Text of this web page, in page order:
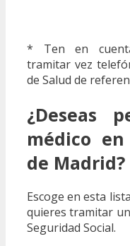
* Ten en
tramitar vez
de Salud de
¿Deseas
médico
de Madrid?
Escoge en esta
quieres tramitar
Seguridad Social.